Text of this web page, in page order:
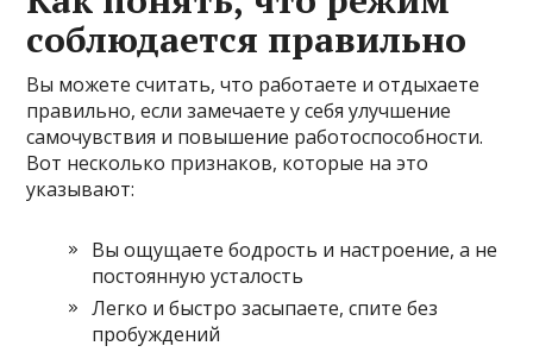
соблюдается правильно
Вы можете считать, что работаете и отдыхаете
правильно, если замечаете у себя улучшение
самочувствия и повышение работоспособности.
Вот несколько признаков, которые на это
указывают:
Вы ощущаете бодрость и настроение, а не
постоянную усталость
Легко и быстро засыпаете, спите без
пробуждений